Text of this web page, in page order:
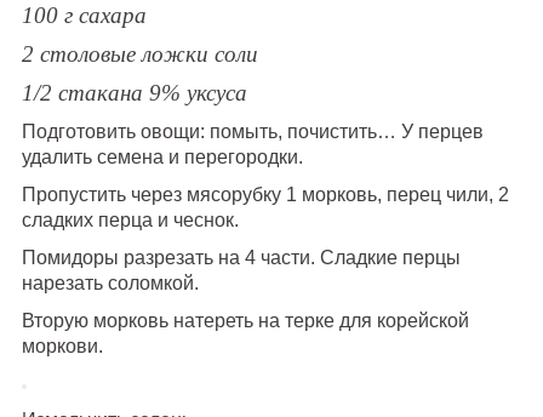
100 г сахара
2 столовые ложки соли
1/2 стакана 9% уксуса
Подготовить овощи: помыть, почистить… У перцев
удалить семена и перегородки.
Пропустить через мясорубку 1 морковь, перец чили, 2
сладких перца и чеснок.
Помидоры разрезать на 4 части. Сладкие перцы
нарезать соломкой.
Вторую морковь натереть на терке для корейской
моркови.